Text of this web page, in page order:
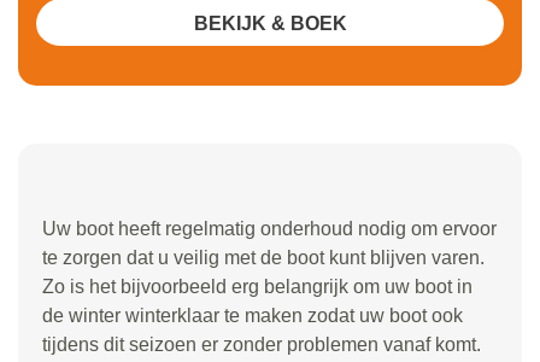
Uw boot heeft regelmatig onderhoud nodig om ervoor
te zorgen dat u veilig met de boot kunt blijven varen.
Zo is het bijvoorbeeld erg belangrijk om uw boot in
de winter winterklaar te maken zodat uw boot ook
tijdens dit seizoen er zonder problemen vanaf komt.
BEKIJK & BOEK